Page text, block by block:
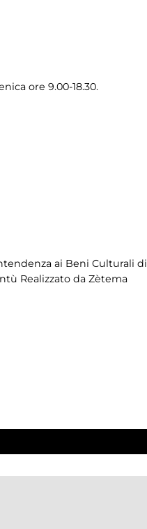
ore 9.00-18.30.
ai Beni Culturali di
Realizzato da Zètema